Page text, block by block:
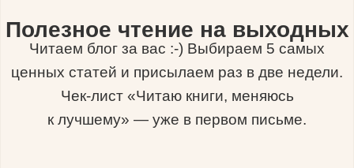
Полезное чтение на выходных
Читаем блог за вас :-) Выбираем 5 самых
ценных статей и присылаем раз в две недели.
Чек-лист «Читаю книги, меняюсь
к лучшему» — уже в первом письме.